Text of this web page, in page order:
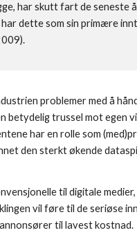
har skutt fart de seneste
dette som sin primære
problemer med å
trussel mot egen
har en rolle som
den sterkt økende
til digitale
vil føre til de seriøse
til lavest kostnad.